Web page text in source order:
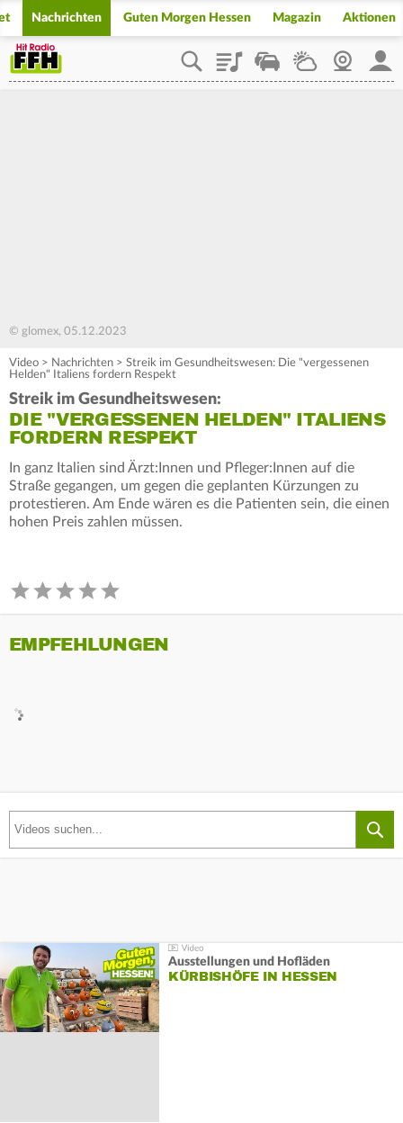
Nachrichten Guten Morgen Hessen Magazin Aktionen
PlaylistStaupilotWetterWebcam
© glomex, 05.12.2023
Video > Nachrichten > Streik im Gesundheitswesen: Die "vergessenen
Helden" Italiens fordern Respekt
Streik im Gesundheitswesen:
DIE "VERGESSENEN HELDEN" ITALIENS
FORDERN RESPEKT
In ganz Italien sind Ärzt:Innen und Pfleger:Innen auf die
Straße gegangen, um gegen die geplanten Kürzungen zu
protestieren. Am Ende wären es die Patienten sein, die einen
hohen Preis zahlen müssen.
EMPFEHLUNGEN
Ausstellungen und Hofläden
KÜRBISHÖFE IN HESSEN